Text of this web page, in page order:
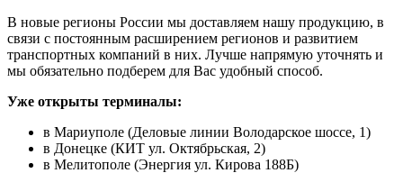
В новые регионы России мы доставляем нашу продукцию, в
связи с постоянным расширением регионов и развитием
транспортных компаний в них. Лучше напрямую уточнять и
мы обязательно подберем для Вас удобный способ.
Уже открыты терминалы:
в Мариуполе (Деловые линии Володарское шоссе, 1)
в Донецке (КИТ ул. Октябрьская, 2)
в Мелитополе (Энергия ул. Кирова 188Б)